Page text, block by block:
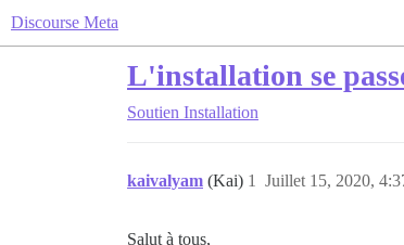
Discourse Meta
L'installation se
Soutien Installation
kaivalyam (Kai) Juillet 15, 2020,
1
Salut à tous,